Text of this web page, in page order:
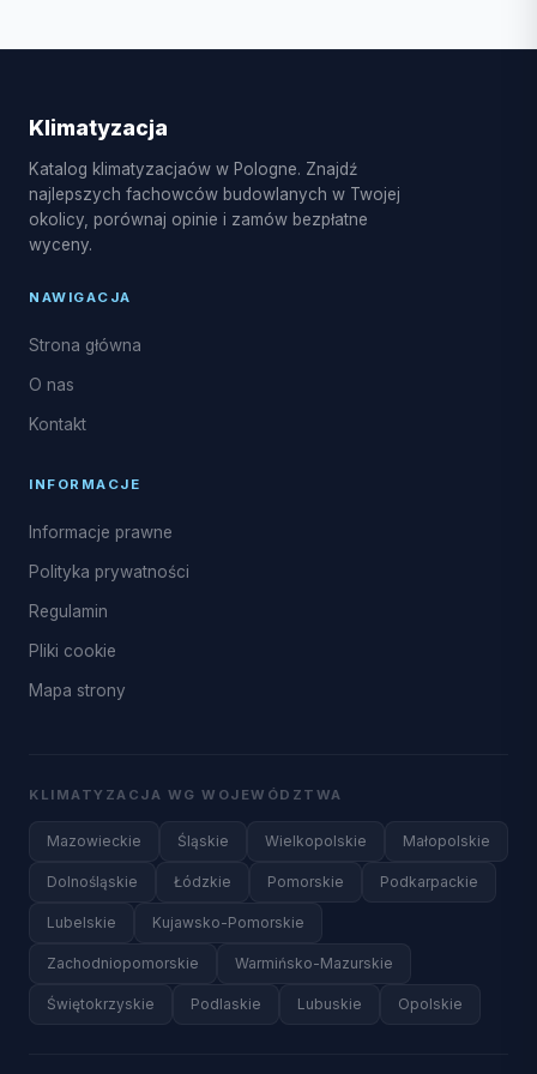
klimatyzacyjne, w tym montaż systemów split i multi-
także naprawy układu freonowego oraz
uzupełnianie czynnika R32.
Klimatyzacja
Katalog klimatyzacjaów w Pologne. Znajdź
najlepszych fachowców budowlanych w Twojej
okolicy, porównaj opinie i zamów bezpłatne
wyceny.
NAWIGACJA
Strona główna
O nas
Kontakt
INFORMACJE
Informacje prawne
Polityka prywatności
Regulamin
Pliki cookie
Mapa strony
KLIMATYZACJA WG WOJEWÓDZTWA
Mazowieckie Śląskie Wielkopolskie Małopolskie
Dolnośląskie Łódzkie Pomorskie Podkarpackie
Lubelskie Kujawsko-Pomorskie
Zachodniopomorskie Warmińsko-Mazurskie
Świętokrzyskie Podlaskie Lubuskie Opolskie